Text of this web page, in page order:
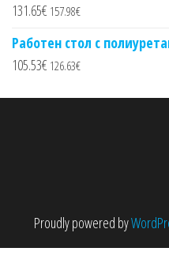
131.65€ 157.98€
Работен стол с
105.53€ 126.63€
Proudly powered by